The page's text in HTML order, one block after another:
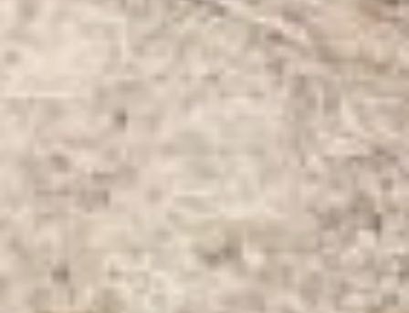
нагло выкапывают дачники. Так
в прошлом году с городских
улиц украли сразу семь сосен, а
под новый год одной сосне
обрезали макушку, – сетуют
специалисты «Горзеленстроя».
Посадки в этом году пройдут
почти во всех районах
Хабаровска: в поселке Горького,
на площади Блюхера, в скверах
Гастелло и «Города воинской
славы», в парке ДОФ, на
Матвеевском шоссе, на улицах
Синельникова, Ломоносова,
Краснореченской, Чкалова,
Уссурийском и Амурском
бульварах. А также осенью в